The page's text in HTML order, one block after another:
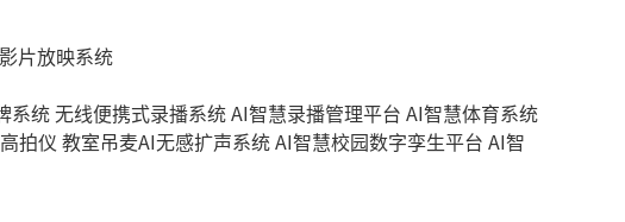
片放映系统
系统无线便携式录播系统AI智慧录播管理平台 AI智慧体育系统
高拍仪 教室吊麦AI无感扩声系统AI智慧校园数字孪生平台 AI智